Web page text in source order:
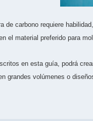
de carbono requiere
el material preferido para
en esta guía, podrá
grandes volúmenes o